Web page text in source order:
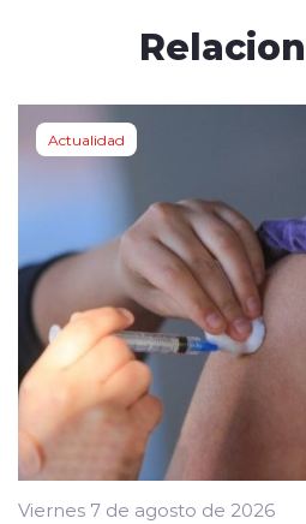
Actualidad
Viernes 7 de agosto de 2026